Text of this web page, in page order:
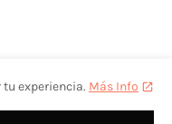
experiencia. Más Info